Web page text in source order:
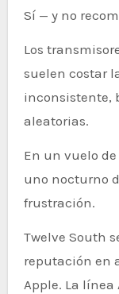
Sí — y no
Los
suelen costar
inconsistente,
aleatorias.
En un vuelo
uno nocturno
frustración.
Twelve South
reputación en
Apple. La